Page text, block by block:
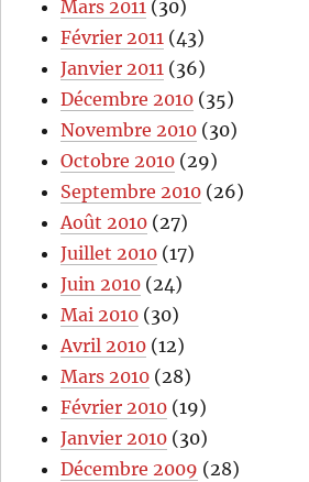
Mars 2011 (30)
Février 2011 (43)
Janvier 2011 (36)
Décembre 2010 (35)
Novembre 2010 (30)
Octobre 2010 (29)
Septembre 2010 (26)
Août 2010 (27)
Juillet 2010 (17)
Juin 2010 (24)
Mai 2010 (30)
Avril 2010 (12)
Mars 2010 (28)
Février 2010 (19)
Janvier 2010 (30)
Décembre 2009 (28)